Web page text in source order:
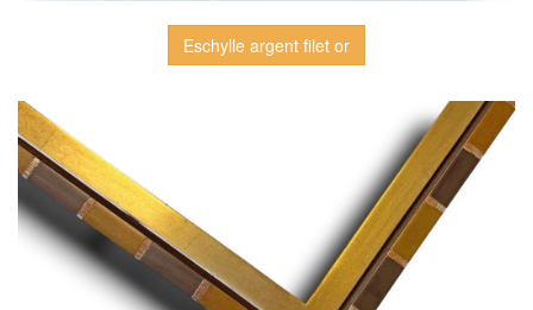
Eschylle argent filet or